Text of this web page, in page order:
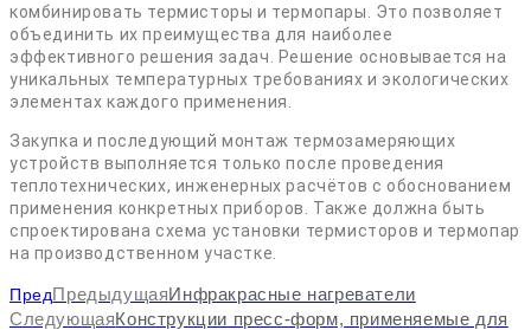
комбинировать термисторы и термопары. Это позволяет
объединить их преимущества для наиболее
эффективного решения задач. Решение основывается на
уникальных температурных требованиях и экологических
элементах каждого применения.
Закупка и последующий монтаж термозамеряющих
устройств выполняется только после проведения
теплотехнических, инженерных расчётов с обоснованием
применения конкретных приборов. Также должна быть
спроектирована схема установки термисторов и термопар
на производственном участке.
ПредПредыдущаяИнфракрасные нагреватели
СледующаяКонструкции пресс-форм, применяемые для